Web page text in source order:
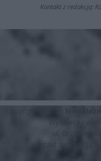
Kontakt z redakcją:
Kontakt z redakcją: